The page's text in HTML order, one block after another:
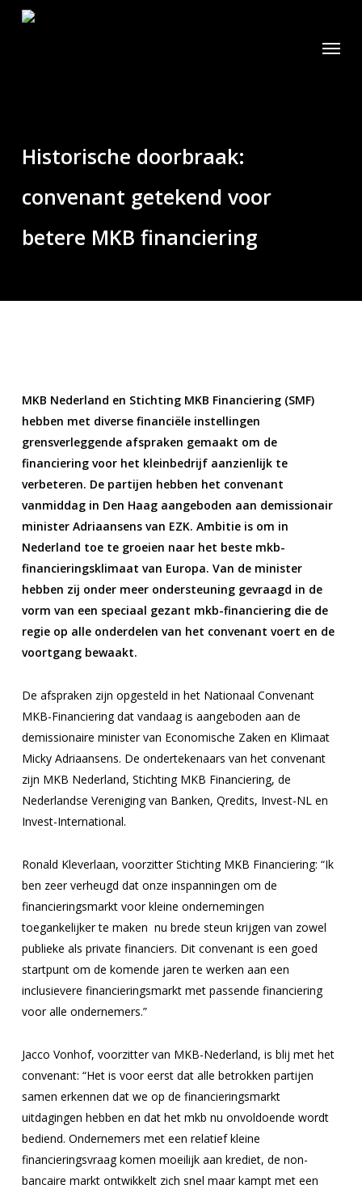
Menu
Historische doorbraak:
convenant getekend voor
betere MKB financiering
MKB Nederland en Stichting MKB Financiering (SMF)
hebben met diverse financiële instellingen
grensverleggende afspraken gemaakt om de
financiering voor het kleinbedrijf aanzienlijk te
verbeteren. De partijen hebben het convenant
vanmiddag in Den Haag aangeboden aan demissionair
minister Adriaansens van EZK. Ambitie is om in
Nederland toe te groeien naar het beste mkb-
financieringsklimaat van Europa. Van de minister
hebben zij onder meer ondersteuning gevraagd in de
vorm van een speciaal gezant mkb-financiering die de
regie op alle onderdelen van het convenant voert en de
voortgang bewaakt.
De afspraken zijn opgesteld in het Nationaal Convenant
MKB-Financiering dat vandaag is aangeboden aan de
demissionaire minister van Economische Zaken en Klimaat
Micky Adriaansens. De ondertekenaars van het convenant
zijn MKB Nederland, Stichting MKB Financiering, de
Nederlandse Vereniging van Banken, Qredits, Invest-NL en
Invest-International.
Ronald Kleverlaan, voorzitter Stichting MKB Financiering: “Ik
ben zeer verheugd dat onze inspanningen om de
financieringsmarkt voor kleine ondernemingen
toegankelijker te maken nu brede steun krijgen van zowel
publieke als private financiers. Dit convenant is een goed
startpunt om de komende jaren te werken aan een
inclusievere financieringsmarkt met passende financiering
voor alle ondernemers.”
Jacco Vonhof, voorzitter van MKB-Nederland, is blij met het
convenant: “Het is voor eerst dat alle betrokken partijen
samen erkennen dat we op de financieringsmarkt
uitdagingen hebben en dat het mkb nu onvoldoende wordt
bediend. Ondernemers met een relatief kleine
financieringsvraag komen moeilijk aan krediet, de non-
bancaire markt ontwikkelt zich snel maar kampt met een